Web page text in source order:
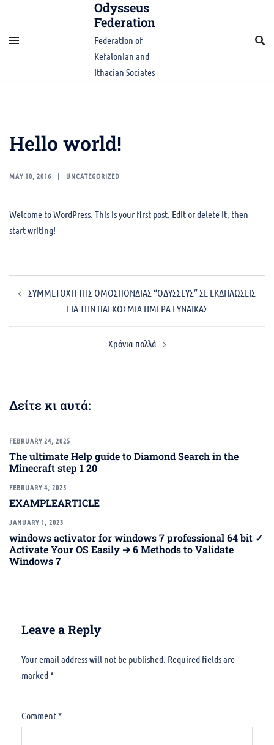
content
Odysseus
Federation
Federation of
Kefalonian and
Ithacian Sociates
Hello world!
MAY 10, 2016 UNCATEGORIZED
Welcome to WordPress. This is your first post. Edit or delete it, then
start writing!
navigation
ΣΥΜΜΕΤΟΧΗ ΤΗΣ ΟΜΟΣΠΟΝΔΙΑΣ “ΟΔΥΣΣΕΥΣ” ΣΕ ΕΚΔΗΛΩΣΕΙΣ
ΓΙΑ ΤΗΝ ΠΑΓΚΟΣΜΙΑ ΗΜΕΡΑ ΓΥΝΑΙΚΑΣ
Χρόνια πολλά
Δείτε κι αυτά:
FEBRUARY 24, 2025
The ultimate Help guide to Diamond Search in the
Minecraft step 1 20
FEBRUARY 4, 2025
EXAMPLEARTICLE
JANUARY 1, 2023
windows activator for windows 7 professional 64 bit ✓
Activate Your OS Easily ➔ 6 Methods to Validate
Windows 7
Leave a Reply
Your email address will not be published. Required fields are
marked*
Comment*
Alternative: